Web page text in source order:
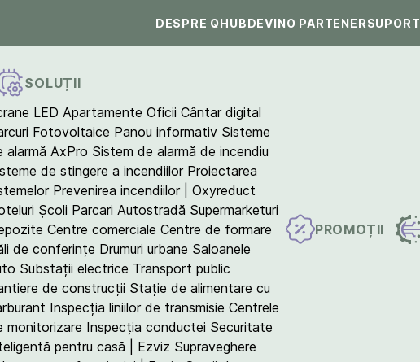
DESPRE QHUBDEVINO PARTENERSUPORT
SOLUȚII
LED Apartamente Oficii Cântar digital
Fotovoltaice Panou informativ Sisteme
alarmă AxPro Sistem de alarmă de incendiu
de stingere a incendiilor Proiectarea
Prevenirea incendiilor | Oxyreduct
Școli Parcari Autostradă Supermarketuri
Centre comerciale Centre de formare
de conferințe Drumuri urbane Saloanele
Substații electrice Transport public
de construcții Stație de alimentare cu
Inspecția liniilor de transmisie Centrele
monitorizare Inspecția conductei Securitate
pentru casă | Ezviz Supraveghere
PROMOȚII